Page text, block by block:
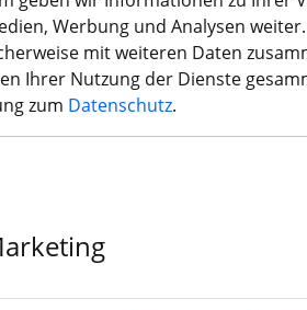
Shop
s
r
Werbung und Analysen
mit weiteren Daten
Ihrer Nutzung der Dienste
zum Datenschutz.